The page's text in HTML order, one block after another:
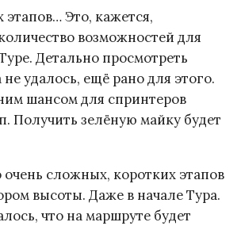
этапов… Это, кажется,
возможностей для
Детально просмотреть
удалось, ещё рано для этого.
шансом для спринтеров
Получить зелёную майку будет
очень сложных, коротких этапов
высоты. Даже в начале Тура.
что на маршруте будет